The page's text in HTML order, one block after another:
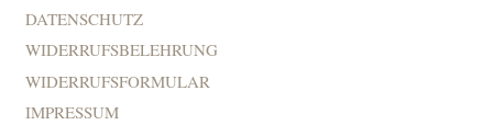
DATENSCHUTZ
WIDERRUFSBELEHRUNG
WIDERRUFSFORMULAR
IMPRESSUM